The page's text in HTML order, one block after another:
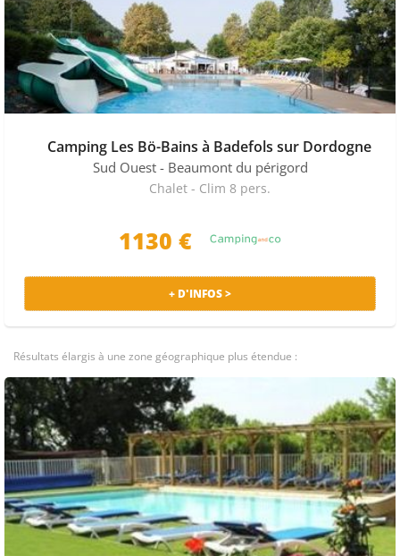
Camping Les Bö-Bains à Badefols sur Dordogne
Sud Ouest - Beaumont du périgord
Chalet - Clim 8 pers.
1130 €
+ D'INFOS >
Résultats élargis à une zone géographique plus étendue :